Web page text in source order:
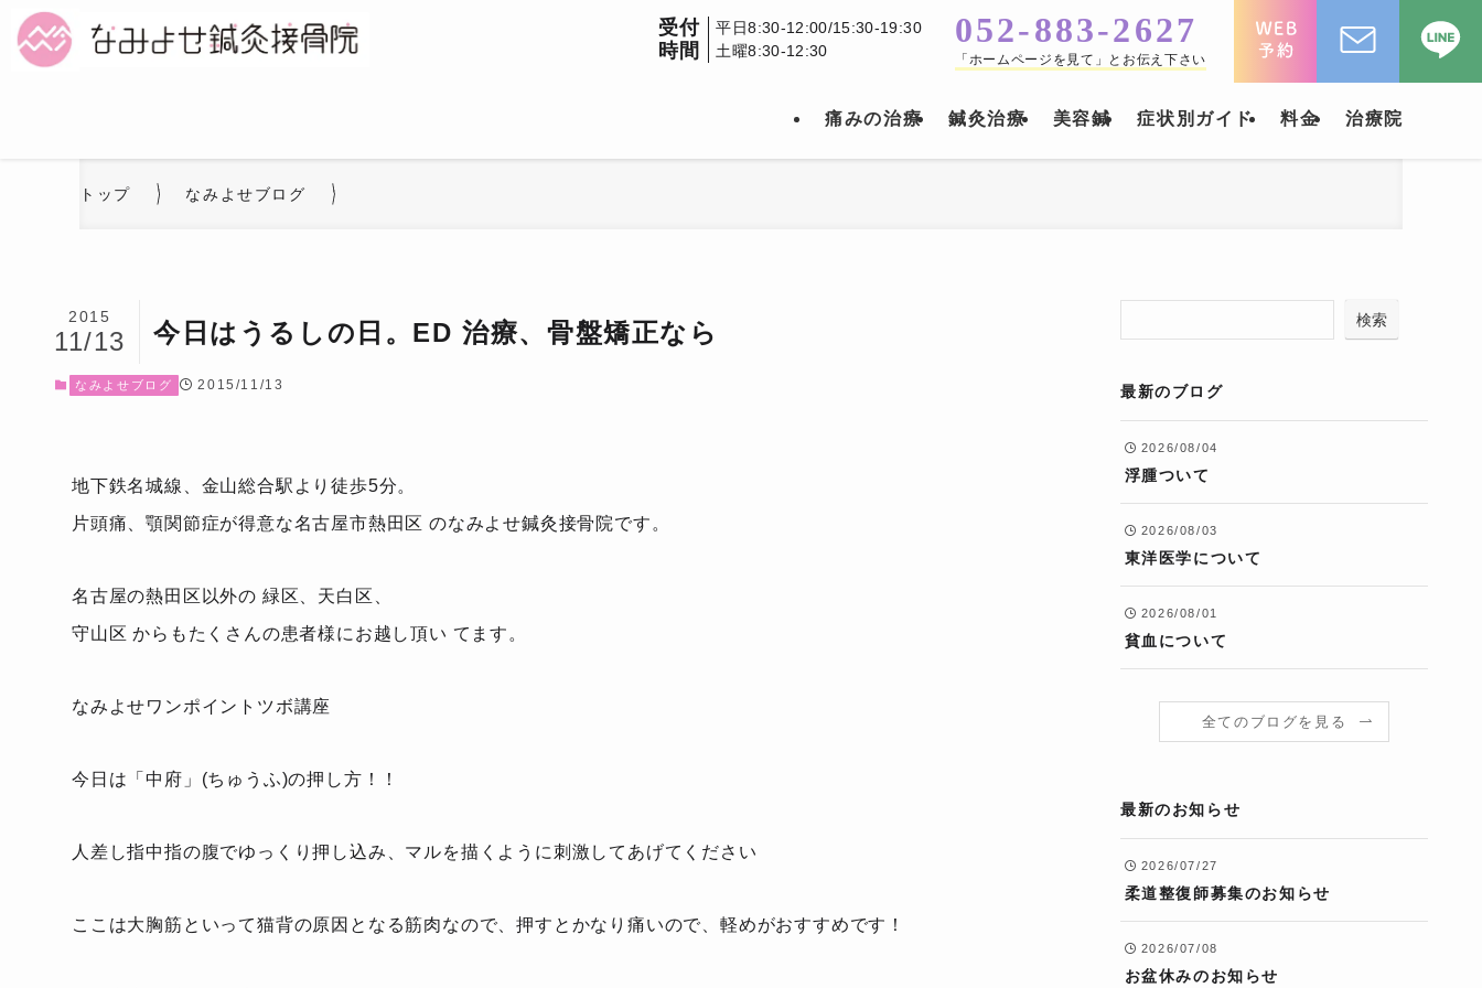
受付
時間
平日8:30-12:00/15:30-19:30
土曜8:30-12:30
052-883-2627
「ホームページを見て」とお伝え下さい
痛みの治療 鍼灸治療 美容鍼 症状別ガイド 料金 治療院
トップ なみよせブログ
今日はうるしの日。ED 治療、骨盤矯正なら
2015
11/13
なみよせブログ 2015/11/13
地下鉄名城線、金山総合駅より徒歩5分。
片頭痛、顎関節症が得意な名古屋市熱田区 のなみよせ鍼灸接骨院です。
名古屋の熱田区以外の 緑区、天白区、
守山区 からもたくさんの患者様にお越し頂い てます。
なみよせワンポイントツボ講座
今日は「中府」(ちゅうふ)の押し方！！
人差し指中指の腹でゆっくり押し込み、マルを描くように刺激してあげてください
ここは大胸筋といって猫背の原因となる筋肉なので、押すとかなり痛いので、軽めがおすすめです！
検索
最新のブログ
2026/08/04
浮腫ついて
2026/08/03
東洋医学について
2026/08/01
貧血について
全てのブログを見る
最新のお知らせ
2026/07/27
柔道整復師募集のお知らせ
2026/07/08
お盆休みのお知らせ